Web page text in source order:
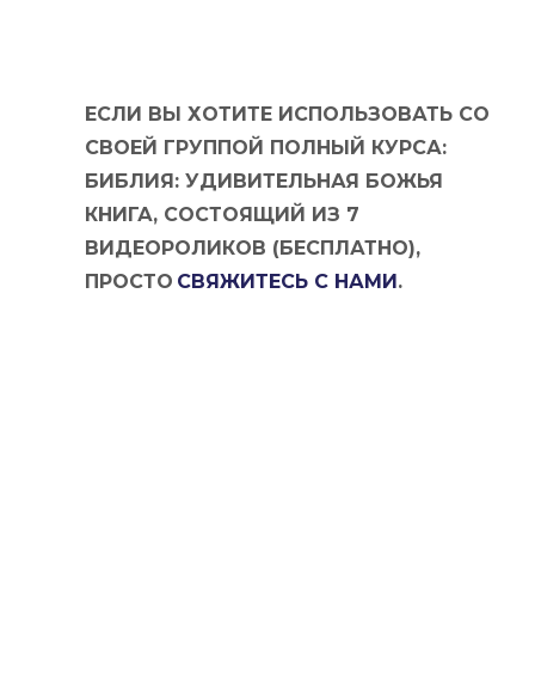
ЕСЛИ ВЫ ХОТИТЕ ИСПОЛЬЗОВАТЬ СО
СВОЕЙ ГРУППОЙ ПОЛНЫЙ КУРСА:
БИБЛИЯ: УДИВИТЕЛЬНАЯ БОЖЬЯ
КНИГА, СОСТОЯЩИЙ ИЗ 7
ВИДЕОРОЛИКОВ (БЕСПЛАТНО),
ПРОСТО СВЯЖИТЕСЬ С НАМИ.